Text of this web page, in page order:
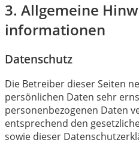
3. Allgemeine
informationen
Datenschutz
Die Betreiber dieser Seiten
persönlichen Daten sehr
personenbezogenen Daten
entsprechend den
sowie dieser